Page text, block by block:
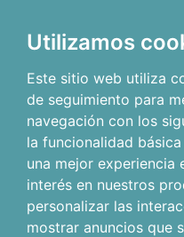
Utilizamos
Este sitio web utiliza
de seguimiento para
navegación con los
la funcionalidad
una mejor experiencia
interés en nuestros
personalizar las
mostrar anuncios que